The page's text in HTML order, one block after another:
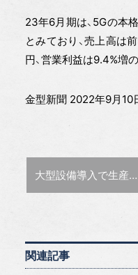
23年6月期は、5Gの本
とみており、売上高は
円、営業利益は9.4%増
金型新聞 2022年9月10
前の記事 :
大型設備導入で生産体制強化 永井製作所が目指す新規開拓【金型の底力】
関連記事